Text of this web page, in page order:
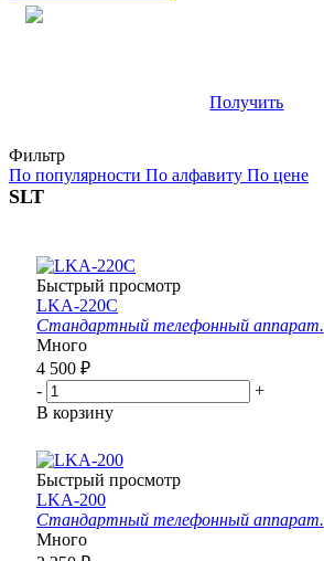
Получить
Фильтр
По популярности По алфавиту По цене
SLT
Быстрый просмотр
LKA-220C
Стандартный телефонный аппарат.
Много
4 500 ₽
-
+
В корзину
Быстрый просмотр
LKA-200
Стандартный телефонный аппарат.
Много